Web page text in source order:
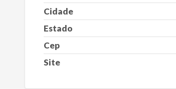
Cidade
Estado
Cep
Site